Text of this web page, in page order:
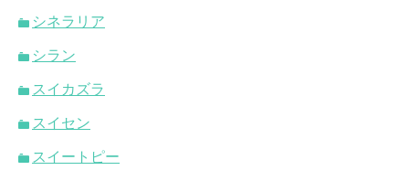
シネラリア
シラン
スイカズラ
スイセン
スイートピー